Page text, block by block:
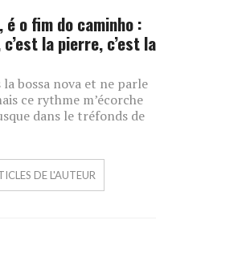
é o fim do caminho :
la pierre, c’est la
la bossa nova et ne parle
ce rythme m’écorche
dans le tréfonds de
DE L'AUTEUR